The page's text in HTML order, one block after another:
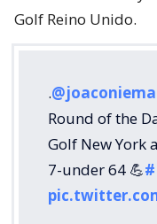
Golf Reino Unido.
.
Round of the
Golf New York
7-under 64 💪